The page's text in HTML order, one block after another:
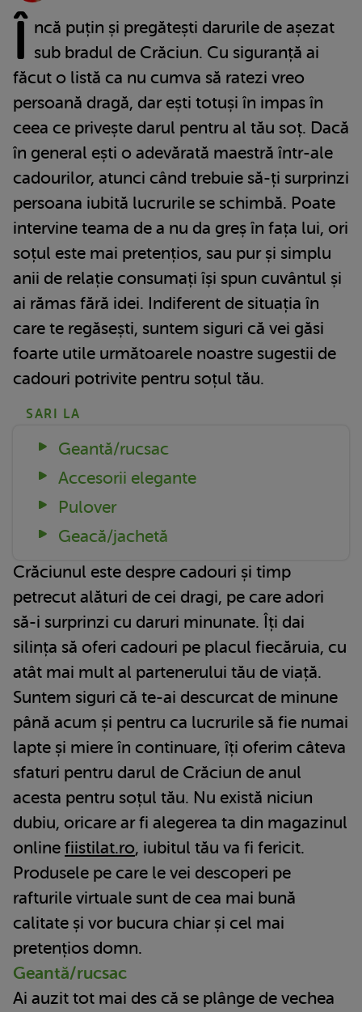
Î ncă puțin și pregătești darurile de așezat
sub bradul de Crăciun. Cu siguranță ai
făcut o listă ca nu cumva să ratezi vreo
persoană dragă, dar ești totuși în impas în
ceea ce privește darul pentru al tău soț. Dacă
în general ești o adevărată maestră într-ale
cadourilor, atunci când trebuie să-ți surprinzi
persoana iubită lucrurile se schimbă. Poate
intervine teama de a nu da greș în fața lui, ori
soțul este mai pretențios, sau pur și simplu
anii de relație consumați își spun cuvântul și
ai rămas fără idei. Indiferent de situația în
care te regăsești, suntem siguri că vei găsi
foarte utile următoarele noastre sugestii de
cadouri potrivite pentru soțul tău.
SARI LA
Geantă/rucsac
Accesorii elegante
Pulover
Geacă/jachetă
Crăciunul este despre cadouri și timp
petrecut alături de cei dragi, pe care adori
să-i surprinzi cu daruri minunate. Îți dai
silința să oferi cadouri pe placul fiecăruia, cu
atât mai mult al partenerului tău de viață.
Suntem siguri că te-ai descurcat de minune
până acum și pentru ca lucrurile să fie numai
lapte și miere în continuare, îți oferim câteva
sfaturi pentru darul de Crăciun de anul
acesta pentru soțul tău. Nu există niciun
dubiu, oricare ar fi alegerea ta din magazinul
online fiistilat.ro, iubitul tău va fi fericit.
Produsele pe care le vei descoperi pe
rafturile virtuale sunt de cea mai bună
calitate și vor bucura chiar și cel mai
pretențios domn.
Geantă/rucsac
Ai auzit tot mai des că se plânge de vechea